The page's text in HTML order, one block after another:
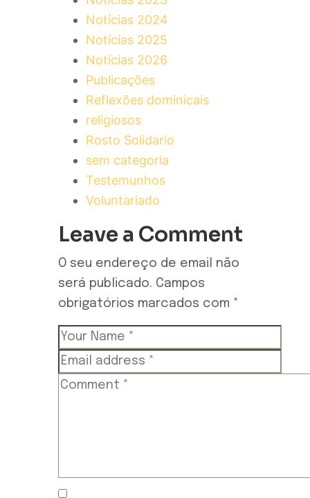
Notícias 2024
Notícias 2025
Notícias 2026
Publicações
Reflexões dominicais
religiosos
Rosto Solidario
sem categoria
Testemunhos
Voluntariado
Leave a Comment
O seu endereço de email não
será publicado. Campos
obrigatórios marcados com *